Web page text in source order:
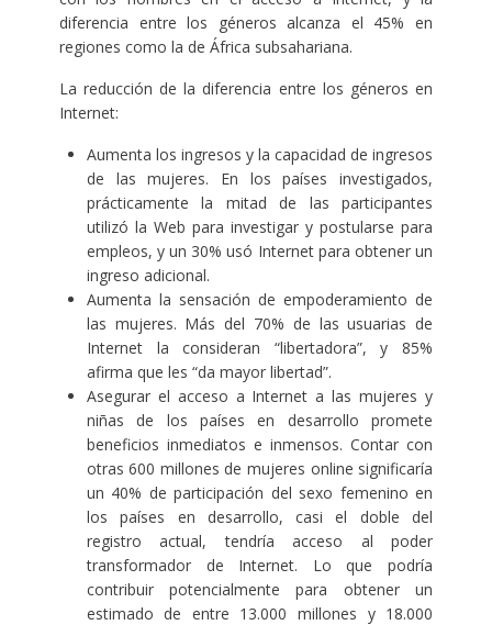
diferencia entre los géneros alcanza el 45% en
regiones como la de África subsahariana.
La reducción de la diferencia entre los géneros en
Internet:
Aumenta los ingresos y la capacidad de ingresos
de las mujeres. En los países investigados,
prácticamente la mitad de las participantes
utilizó la Web para investigar y postularse para
empleos, y un 30% usó Internet para obtener un
ingreso adicional.
Aumenta la sensación de empoderamiento de
las mujeres. Más del 70% de las usuarias de
Internet la consideran “libertadora”, y 85%
afirma que les “da mayor libertad”.
Asegurar el acceso a Internet a las mujeres y
niñas de los países en desarrollo promete
beneficios inmediatos e inmensos. Contar con
otras 600 millones de mujeres online significaría
un 40% de participación del sexo femenino en
los países en desarrollo, casi el doble del
registro actual, tendría acceso al poder
transformador de Internet. Lo que podría
contribuir potencialmente para obtener un
estimado de entre 13.000 millones y 18.000